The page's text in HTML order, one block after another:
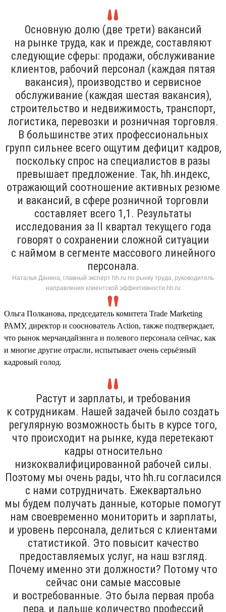
Основную долю (две трети) вакансий
на рынке труда, как и прежде, составляют
следующие сферы: продажи, обслуживание
клиентов, рабочий персонал (каждая пятая
вакансия), производство и сервисное
обслуживание (каждая шестая вакансия),
строительство и недвижимость, транспорт,
логистика, перевозки и розничная торговля.
В большинстве этих профессиональных
групп сильнее всего ощутим дефицит кадров,
поскольку спрос на специалистов в разы
превышает предложение. Так, hh.индекс,
отражающий соотношение активных резюме
и вакансий, в сфере розничной торговли
составляет всего 1,1. Результаты
исследования за II квартал текущего года
говорят о сохранении сложной ситуации
с наймом в сегменте массового линейного
персонала.
Наталья Данина, главный эксперт hh.ru по рынку труда, руководитель
направления клиентской эффективности hh.ru
Ольга Полканова, председатель комитета Trade Marketing
РАМУ, директор и сооснователь Action, также подтверждает,
что рынок мерчандайзинга и полевого персонала сейчас, как
и многие другие отрасли, испытывает очень серьёзный
кадровый голод.
Растут и зарплаты, и требования
к сотрудникам. Нашей задачей было создать
регулярную возможность быть в курсе того,
что происходит на рынке, куда перетекают
кадры относительно
низкоквалифицированной рабочей силы.
Поэтому мы очень рады, что hh.ru согласился
с нами сотрудничать. Ежеквартально
мы будем получать данные, которые помогут
нам своевременно мониторить и зарплаты,
и уровень персонала, делиться с клиентами
статистикой. Это повысит качество
предоставляемых услуг, на наш взгляд.
Почему именно эти должности? Потому что
сейчас они самые массовые
и востребованные. Это была первая проба
пера, и дальше количество профессий